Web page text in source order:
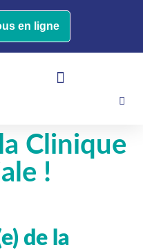
en ligne
Clinique
!
de la